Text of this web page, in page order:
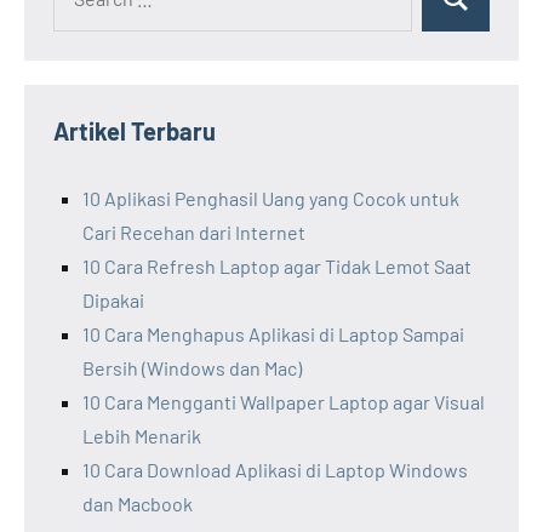
Search
Artikel Terbaru
10 Aplikasi Penghasil Uang yang Cocok untuk
Cari Recehan dari Internet
10 Cara Refresh Laptop agar Tidak Lemot Saat
Dipakai
10 Cara Menghapus Aplikasi di Laptop Sampai
Bersih (Windows dan Mac)
10 Cara Mengganti Wallpaper Laptop agar Visual
Lebih Menarik
10 Cara Download Aplikasi di Laptop Windows
dan Macbook